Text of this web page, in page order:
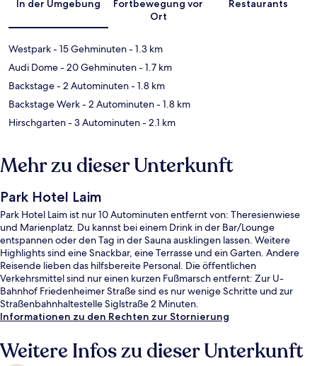
In der Umgebung
Fortbewegung vor
Ort
Restaurants
Westpark- 15 Gehminuten- 1.3 km
Audi Dome- 20 Gehminuten- 1.7 km
Backstage- 2 Autominuten- 1.8 km
Backstage Werk- 2 Autominuten- 1.8 km
Hirschgarten- 3 Autominuten- 2.1 km
Mehr zu dieser Unterkunft
Park Hotel Laim
Park Hotel Laim ist nur 10 Autominuten entfernt von: Theresienwiese
und Marienplatz. Du kannst bei einem Drink in der Bar/Lounge
entspannen oder den Tag in der Sauna ausklingen lassen. Weitere
Highlights sind eine Snackbar, eine Terrasse und ein Garten. Andere
Reisende lieben das hilfsbereite Personal. Die öffentlichen
Verkehrsmittel sind nur einen kurzen Fußmarsch entfernt: Zur U-
Bahnhof Friedenheimer Straße sind es nur wenige Schritte und zur
Straßenbahnhaltestelle Siglstraße 2 Minuten.
Informationen zu den Rechten zur Stornierung
Weitere Infos zu dieser Unterkunft